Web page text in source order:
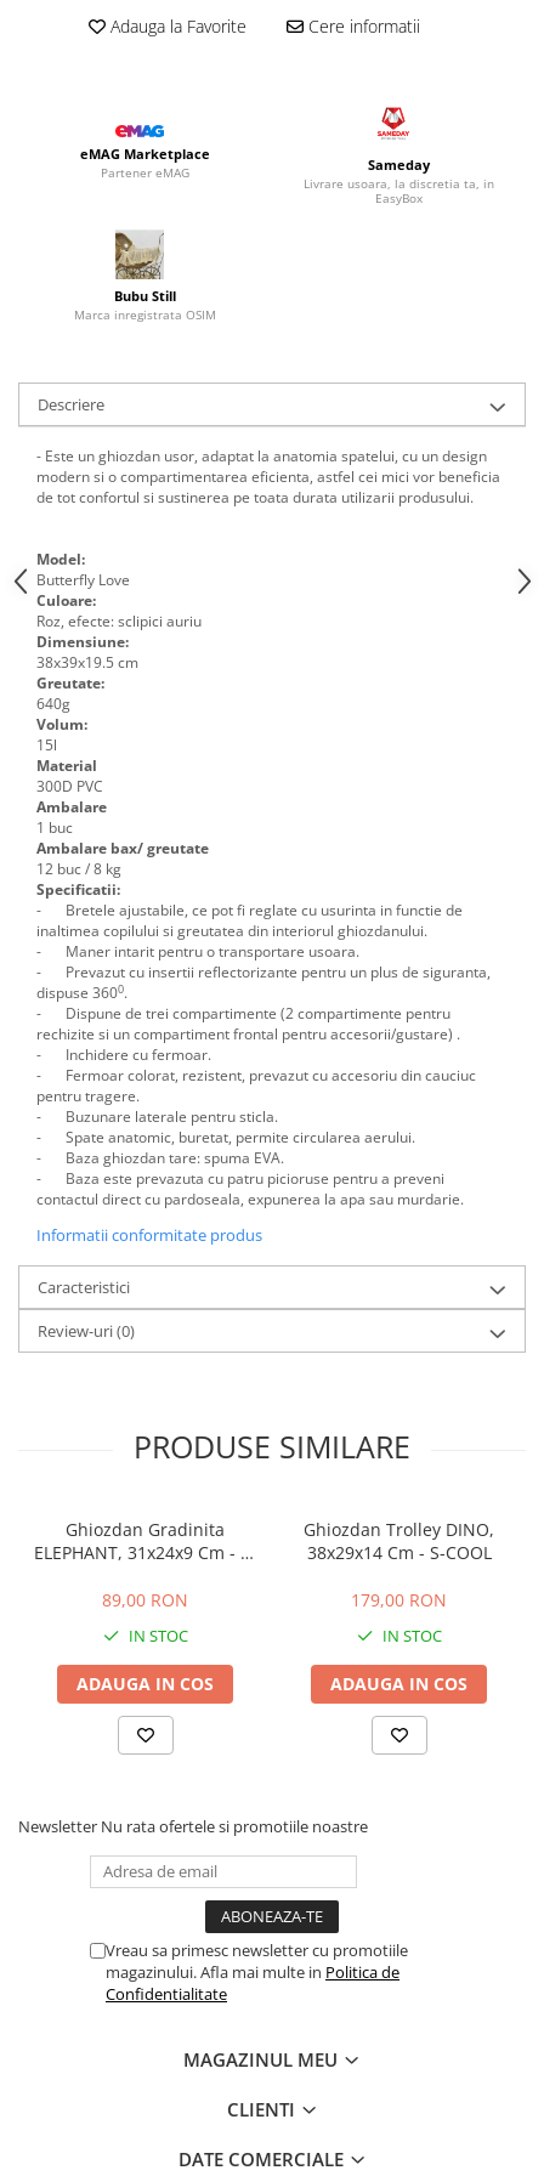
Adauga la Favorite Cere informatii
eMAG Marketplace
Partener eMAG Sameday
Livrare usoara, la discretia ta, in
EasyBox
Bubu Still
Marca inregistrata OSIM
Descriere
- Este un ghiozdan usor, adaptat la anatomia spatelui, cu un design
modern si o compartimentarea eficienta, astfel cei mici vor beneficia
de tot confortul si sustinerea pe toata durata utilizarii produsului.
Model:
Butterfly Love
Culoare:
Roz, efecte: sclipici auriu
Dimensiune:
38x39x19.5 cm
Greutate:
640g
Volum:
15l
Material
300D PVC
Ambalare
1 buc
Ambalare bax/ greutate
12 buc / 8 kg
Specificatii:
-
Bretele ajustabile, ce pot fi reglate cu usurinta in functie de
inaltimea copilului si greutatea din interiorul ghiozdanului.
-
Maner intarit pentru o transportare usoara.
-
Prevazut cu insertii reflectorizante pentru un plus de siguranta,
dispuse 3600.
-
Dispune de trei compartimente (2 compartimente pentru
rechizite si un compartiment frontal pentru accesorii/gustare) .
-
Inchidere cu fermoar.
-
Fermoar colorat, rezistent, prevazut cu accesoriu din cauciuc
pentru tragere.
-
Buzunare laterale pentru sticla.
-
Spate anatomic, buretat, permite circularea aerului.
-
Baza ghiozdan tare: spuma EVA.
-
Baza este prevazuta cu patru picioruse pentru a preveni
contactul direct cu pardoseala, expunerea la apa sau murdarie.
Informatii conformitate produs
Caracteristici
Review-uri(0)
PRODUSE SIMILARE
Ghiozdan Gradinita
ELEPHANT, 31x24x9 Cm - S-
89,00 RON
IN STOC
ADAUGA IN COS
Ghiozdan Trolley DINO,
38x29x14 Cm - S-COOL
179,00 RON
IN STOC
ADAUGA IN COS
Newsletter Nu rata ofertele si promotiile noastre
Vreau sa primesc newsletter cu promotiile
magazinului. Afla mai multe in Politica de
Confidentialitate
MAGAZINUL MEU
CLIENTI
DATE COMERCIALE